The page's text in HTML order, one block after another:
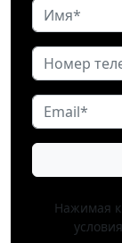
Нажимая
условия